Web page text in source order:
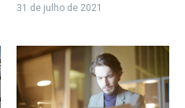
31 de julho de 2021